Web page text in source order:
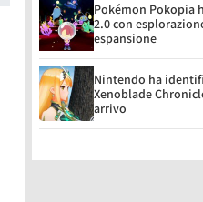
Pokémon Pokopia
2.0 con
espansione
Nintendo ha
Xenoblade
arrivo